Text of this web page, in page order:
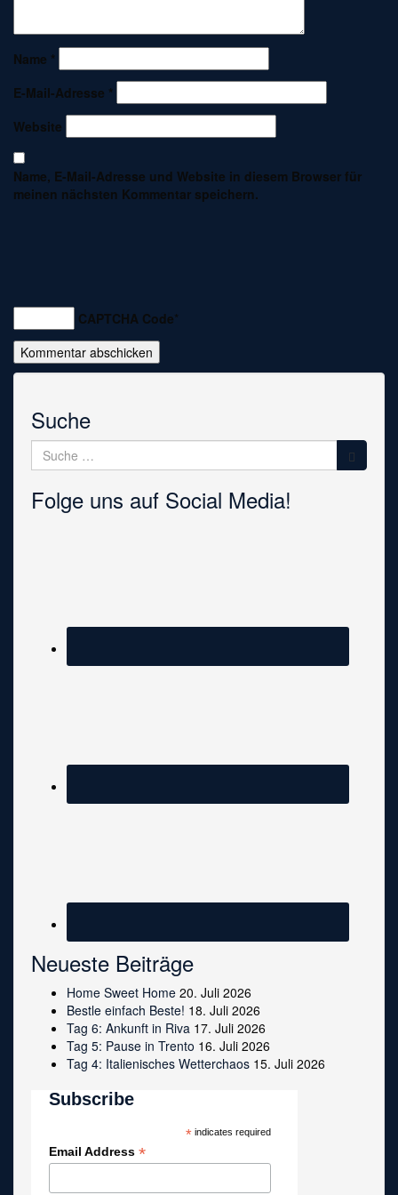
Name *
E-Mail-Adresse *
Website
Name, E-Mail-Adresse und Website in diesem Browser für
meinen nächsten Kommentar speichern.
CAPTCHA Code*
Suche
Suche
nach:
Folge uns auf Social Media!
Neueste Beiträge
Home Sweet Home 20. Juli 2026
Bestle einfach Beste! 18. Juli 2026
Tag 6: Ankunft in Riva 17. Juli 2026
Tag 5: Pause in Trento 16. Juli 2026
Tag 4: Italienisches Wetterchaos 15. Juli 2026
Subscribe
*indicates required
Email Address *